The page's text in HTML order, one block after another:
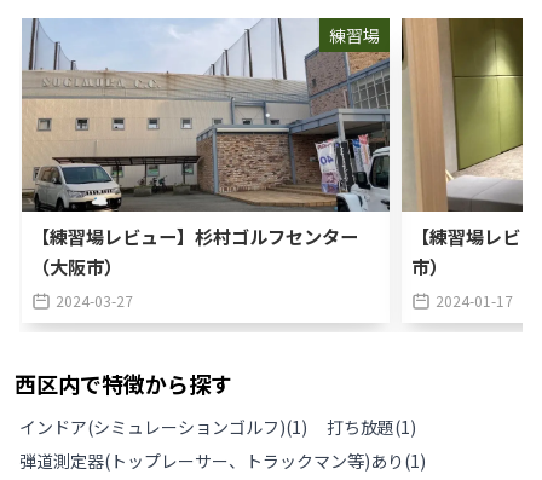
練習場
【練習場レビュー】杉村ゴルフセンター
（大阪市）
2024-03-27
【練習場レビ
市）
2024-01-17
西区内で特徴から探す
インドア(シミュレーションゴルフ)(1) 打ち放題(1)
弾道測定器(トップレーサー、トラックマン等)あり (1)